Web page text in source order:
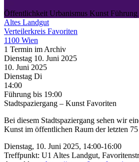
Öffentlichkeit Urbanismus Kunst Führung
Altes Landgut
Verteilerkreis Favoriten
1100 Wien
1 Termin im Archiv
Dienstag 10. Juni 2025
10. Juni 2025
Dienstag Di
14:00
Führung bis 19:00
Stadtspaziergang – Kunst Favoriten
Bei diesem Stadtspaziergang sehen wir
Kunst im öffentlichen Raum der letzten 75
Dienstag, 10. Juni 2025, 14:00-16:00
Treffpunkt: U1 Altes Landgut,